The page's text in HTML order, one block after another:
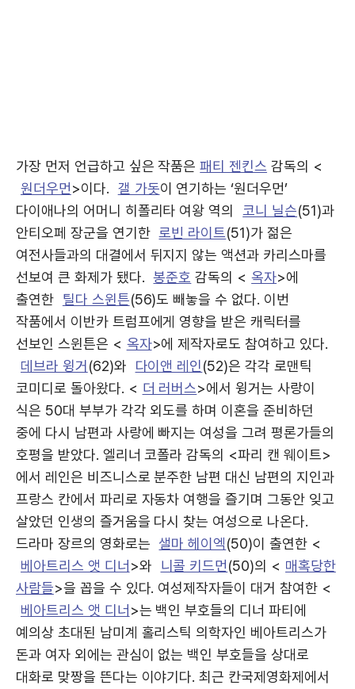
가장 먼저 언급하고 싶은 작품은패티 젠킨스 감독의 <
원더우먼>이다. 갤 가돗이 연기하는 ‘원더우먼’
다이애나의 어머니 히폴리타 여왕 역의
코니 닐슨(51)과
안티오페 장군을 연기한 로빈 라이트(51)가 젊은
여전사들과의 대결에서 뒤지지 않는 액션과 카리스마를
선보여 큰 화제가 됐다. 봉준호 감독의 < 옥자>에
출연한 틸다 스윈튼(56)도 빼놓을 수 없다. 이번
작품에서 이반카 트럼프에게 영향을 받은 캐릭터를
선보인 스윈튼은 < 옥자>에 제작자로도 참여하고 있다.
데브라 윙거(62)와 다이앤 레인(52)은 각각 로맨틱
코미디로 돌아왔다. < 더 러버스>에서 윙거는 사랑이
식은 50대 부부가 각각 외도를 하며 이혼을 준비하던
중에 다시 남편과 사랑에 빠지는 여성을 그려 평론가들의
호평을 받았다. 엘리너 코폴라 감독의 <파리 캔 웨이트>
에서 레인은 비즈니스로 분주한 남편 대신 남편의 지인과
프랑스 칸에서 파리로 자동차 여행을 즐기며 그동안 잊고
살았던 인생의 즐거움을 다시 찾는 여성으로 나온다.
드라마 장르의 영화로는 샐마 헤이엑(50)이 출연한 <
베아트리스 앳 디너>와 니콜 키드먼(50)의 < 매혹당한
사람들>을 꼽을 수 있다. 여성제작자들이 대거 참여한 <
베아트리스 앳 디너>는 백인 부호들의 디너 파티에
예의상 초대된 남미계 홀리스틱 의학자인 베아트리스가
돈과 여자 외에는 관심이 없는 백인 부호들을 상대로
대화로 맞짱을 뜬다는 이야기다. 최근 칸국제영화제에서